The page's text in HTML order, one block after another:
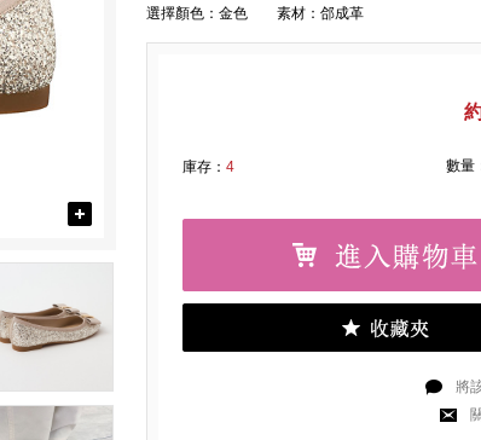
選擇顏色： 金色 素材：郃成革
庫存： 4 數量
將